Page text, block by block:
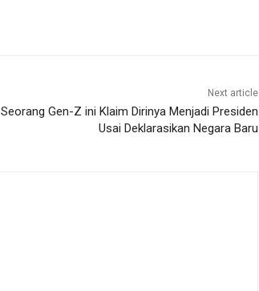
Next article
Seorang Gen-Z ini Klaim Dirinya Menjadi Presiden
Usai Deklarasikan Negara Baru